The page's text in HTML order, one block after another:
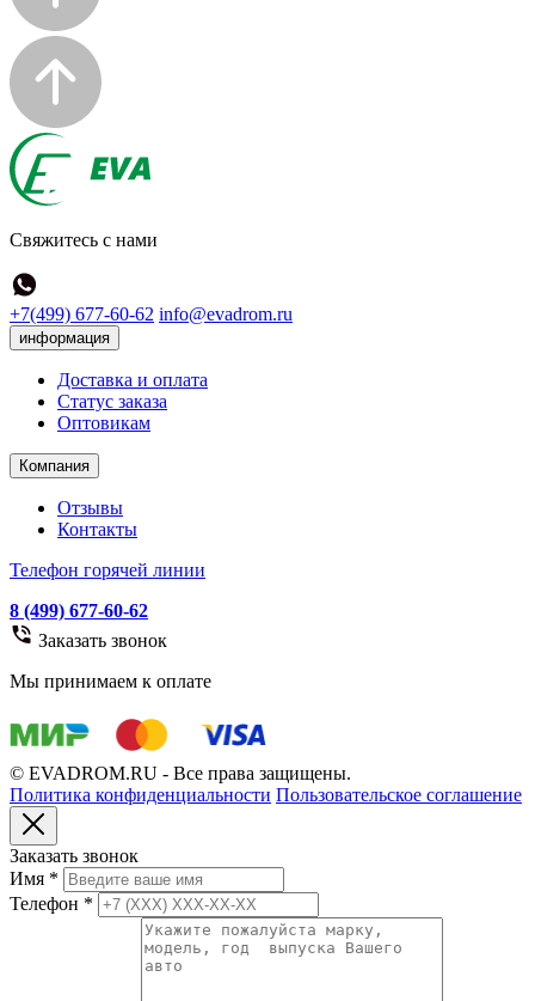
Свяжитесь с нами
+7(499) 677-60-62 info@evadrom.ru
информация
Доставка и оплата
Статус заказа
Оптовикам
Компания
Отзывы
Контакты
Телефон горячей линии
8 (499) 677-60-62
Заказать звонок
Мы принимаем к оплате
© EVADROM.RU - Все права защищены.
Политика конфиденциальности Пользовательское соглашение
Заказать звонок
Имя *
Телефон *